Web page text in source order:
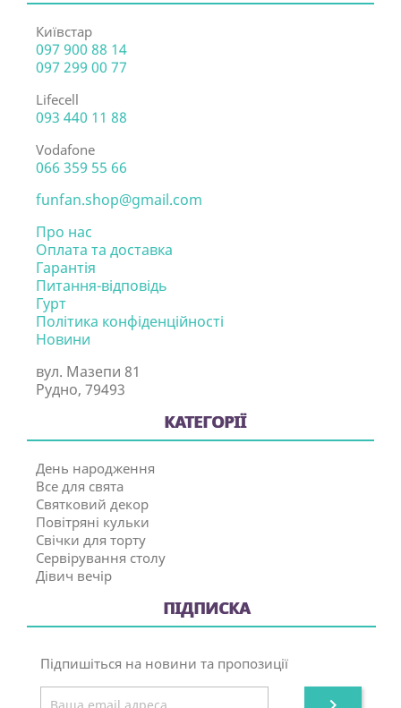
Київстар
097 900 88 14
097 299 00 77
Lifecell
093 440 11 88
Vodafone
066 359 55 66
funfan.shop@gmail.com
Про нас
Оплата та доставка
Гарантія
Питання-відповідь
Гурт
Політика конфіденційності
Новини
вул. Мазепи 81
Рудно, 79493
КАТЕГОРІЇ
День народження
Все для свята
Святковий декор
Повітряні кульки
Свічки для торту
Сервірування столу
Дівич вечір
ПІДПИСКА
Підпишіться на новини та пропозиції